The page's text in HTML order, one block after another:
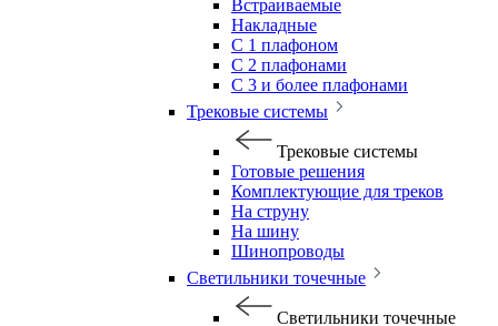
Встраиваемые
Накладные
С 1 плафоном
С 2 плафонами
С 3 и более плафонами
Трековые системы
Трековые системы
Готовые решения
Комплектующие для треков
На струну
На шину
Шинопроводы
Светильники точечные
Светильники точечные